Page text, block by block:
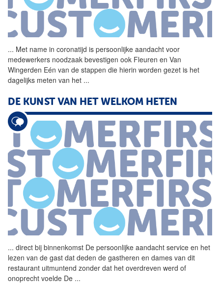
... Met name in coronatijd is persoonlijke aandacht voor
medewerkers noodzaak bevestigen ook Fleuren en Van
Wingerden Eén van de stappen die hierin worden gezet is het
dagelijks meten van het ...
DE KUNST VAN HET WELKOM HETEN
... direct bij binnenkomst De persoonlijke aandacht service en het
lezen van de gast dat deden de gastheren en dames van dit
restaurant uitmuntend zonder dat het overdreven werd of
onoprecht voelde De ...